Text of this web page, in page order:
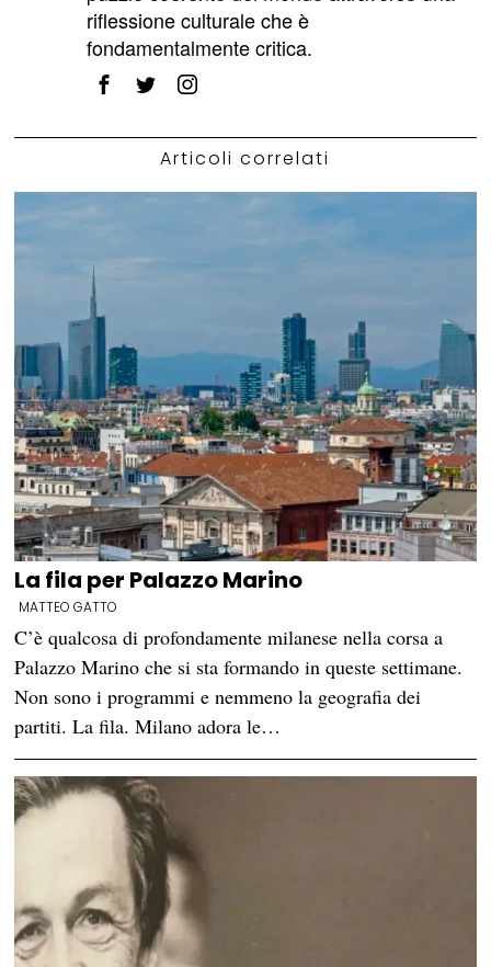
riflessione culturale che è
fondamentalmente critica.
Articoli correlati
La fila per Palazzo Marino
MATTEO GATTO
C’è qualcosa di profondamente milanese nella corsa a
Palazzo Marino che si sta formando in queste settimane.
Non sono i programmi e nemmeno la geografia dei
partiti. La fila. Milano adora le…